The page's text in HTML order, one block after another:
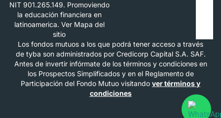
NIT 901.265.149. Promoviendo
la educación financiera en
latinoamerica. Ver Mapa del
sitio
Los fondos mutuos a los que podrá tener acceso a través
de tyba son administrados por Credicorp Capital S.A. SAF.
Antes de invertir infórmate de los términos y condiciones en
los Prospectos Simplificados y en el Reglamento de
Participación del Fondo Mutuo visitando ver términos y
condiciones